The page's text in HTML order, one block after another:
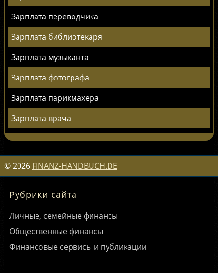
Зарплата переводчика
Зарплата библиотекаря
Зарплата музыканта
Зарплата фотографа
Зарплата парикмахера
Зарплата врача
©2026 FINANZ-HANDBUCH.DE
Рубрики сайта
Личные, семейные финансы
Общественные финансы
Финансовые сервисы и публикации